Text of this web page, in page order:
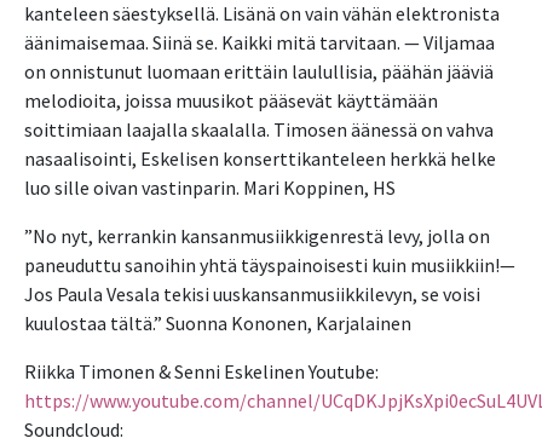
kanteleen säestyksellä. Lisänä on vain vähän elektronista
äänimaisemaa. Siinä se. Kaikki mitä tarvitaan. — Viljamaa
on onnistunut luomaan erittäin laulullisia, päähän jääviä
melodioita, joissa muusikot pääsevät käyttämään
soittimiaan laajalla skaalalla. Timosen äänessä on vahva
nasaalisointi, Eskelisen konserttikanteleen herkkä helke
luo sille oivan vastinparin. Mari Koppinen, HS
”No nyt, kerrankin kansanmusiikkigenrestä levy, jolla on
paneuduttu sanoihin yhtä täyspainoisesti kuin musiikkiin!—
Jos Paula Vesala tekisi uuskansanmusiikkilevyn, se voisi
kuulostaa tältä.” Suonna Kononen, Karjalainen
Riikka Timonen & Senni Eskelinen Youtube:
https://www.youtube.com/channel/
Soundcloud: